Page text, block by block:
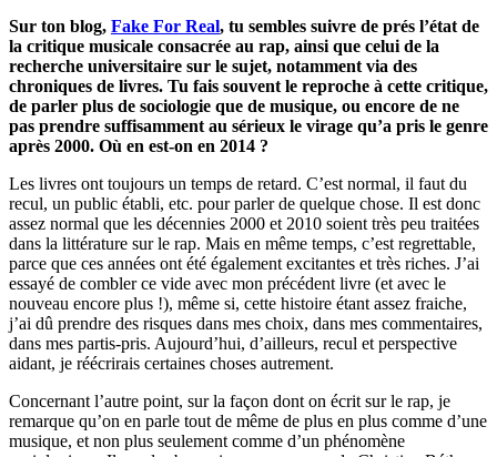
Sur ton blog, Fake For Real, tu sembles suivre de prés l’état de
la critique musicale consacrée au rap, ainsi que celui de la
recherche universitaire sur le sujet, notamment via des
chroniques de livres. Tu fais souvent le reproche à cette critique,
de parler plus de sociologie que de musique, ou encore de ne
pas prendre suffisamment au sérieux le virage qu’a pris le genre
après 2000. Où en est-on en 2014 ?
Les livres ont toujours un temps de retard. C’est normal, il faut du
recul, un public établi, etc. pour parler de quelque chose. Il est donc
assez normal que les décennies 2000 et 2010 soient très peu traitées
dans la littérature sur le rap. Mais en même temps, c’est regrettable,
parce que ces années ont été également excitantes et très riches. J’ai
essayé de combler ce vide avec mon précédent livre (et avec le
nouveau encore plus !), même si, cette histoire étant assez fraiche,
j’ai dû prendre des risques dans mes choix, dans mes commentaires,
dans mes partis-pris. Aujourd’hui, d’ailleurs, recul et perspective
aidant, je réécrirais certaines choses autrement.
Concernant l’autre point, sur la façon dont on écrit sur le rap, je
remarque qu’on en parle tout de même de plus en plus comme d’une
musique, et non plus seulement comme d’un phénomène